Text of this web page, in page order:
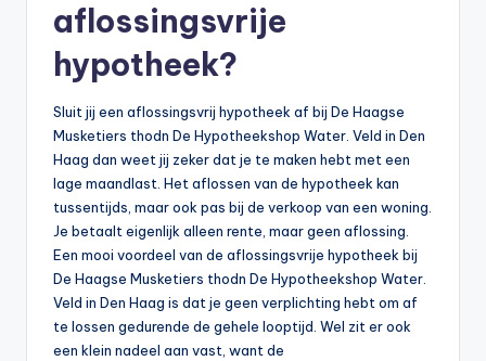
aflossingsvrije
hypotheek?
Sluit jij een aflossingsvrij hypotheek af bij De Haagse
Musketiers thodn De Hypotheekshop Water. Veld in Den
Haag dan weet jij zeker dat je te maken hebt met een
lage maandlast. Het aflossen van de hypotheek kan
tussentijds, maar ook pas bij de verkoop van een woning.
Je betaalt eigenlijk alleen rente, maar geen aflossing.
Een mooi voordeel van de aflossingsvrije hypotheek bij
De Haagse Musketiers thodn De Hypotheekshop Water.
Veld in Den Haag is dat je geen verplichting hebt om af
te lossen gedurende de gehele looptijd. Wel zit er ook
een klein nadeel aan vast, want de